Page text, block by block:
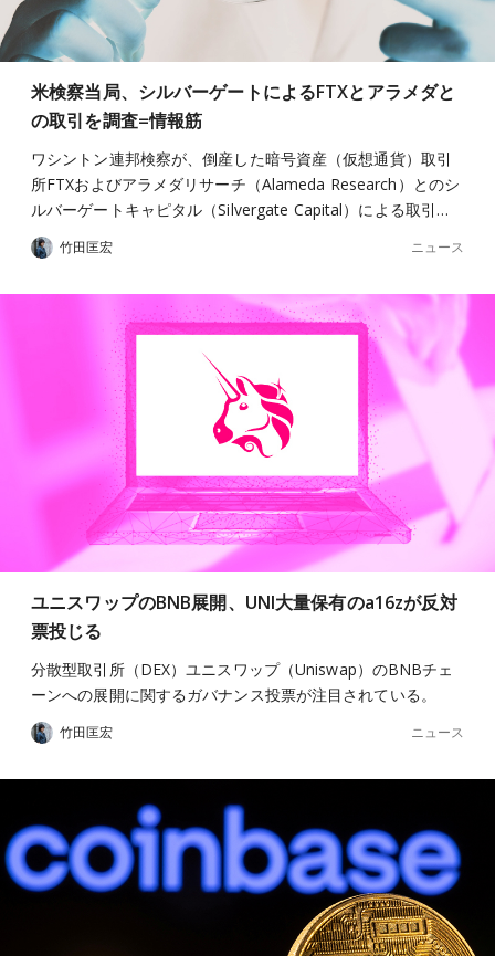
米検察当局、シルバーゲートによるFTXとアラメダと
の取引を調査=情報筋
ワシントン連邦検察が、倒産した暗号資産（仮想通貨）取引
所FTXおよびアラメダリサーチ（Alameda Research）とのシ
ルバーゲートキャピタル（Silvergate Capital）による取引…
竹田匡宏 ニュース
ユニスワップのBNB展開、UNI大量保有のa16zが反対
票投じる
分散型取引所（DEX）ユニスワップ（Uniswap）のBNBチェ
ーンへの展開に関するガバナンス投票が注目されている。
竹田匡宏 ニュース